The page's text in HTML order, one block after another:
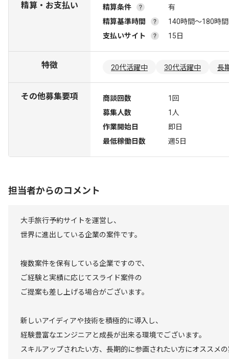
精算・お支払い 精算条件
有
精算基準時間
140時間〜180時間
支払いサイト
15日
特徴 20代活躍中 30代活躍中 長
その他募集要項 商談回数
1回
募集人数
1人
作業開始日
即日
最低稼働日数
週5日
担当者からのコメント
大手旅行予約サイトを運営し、
世界に進出している企業の案件です。
複数案件を保有している企業ですので、
ご経験と実績に応じてスライド案件の
ご提案も差し上げる場合がございます。
新しいアイディアや技術を積極的に導入し、
経験豊富なエンジニアと成長が出来る環境でございます。
スキルアップされたい方、長期的に参画されたい方にオススメ